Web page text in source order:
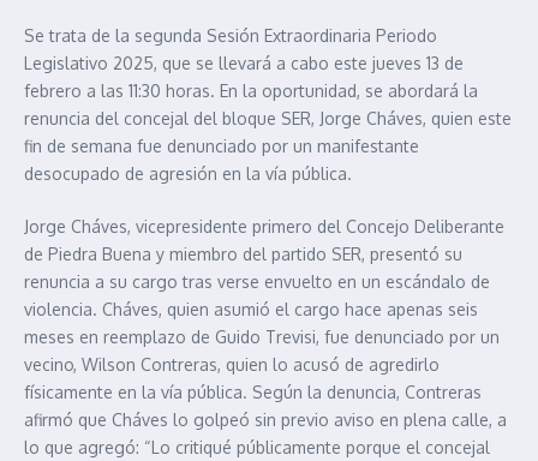
Se trata de la segunda Sesión Extraordinaria Periodo
Legislativo 2025, que se llevará a cabo este jueves 13 de
febrero a las 11:30 horas. En la oportunidad, se abordará la
renuncia del concejal del bloque SER, Jorge Cháves, quien este
fin de semana fue denunciado por un manifestante
desocupado de agresión en la vía pública.
Jorge Cháves, vicepresidente primero del Concejo Deliberante
de Piedra Buena y miembro del partido SER, presentó su
renuncia a su cargo tras verse envuelto en un escándalo de
violencia. Cháves, quien asumió el cargo hace apenas seis
meses en reemplazo de Guido Trevisi, fue denunciado por un
vecino, Wilson Contreras, quien lo acusó de agredirlo
físicamente en la vía pública. Según la denuncia, Contreras
afirmó que Cháves lo golpeó sin previo aviso en plena calle, a
lo que agregó: “Lo critiqué públicamente porque el concejal